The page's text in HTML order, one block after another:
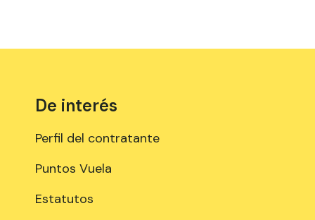
De interés
Perfil del contratante
Puntos Vuela
Estatutos